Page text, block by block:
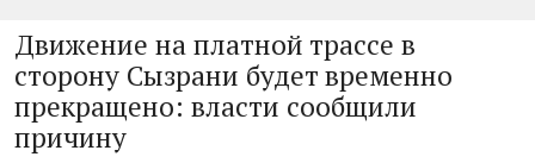
Движение на платной трассе в
сторону Сызрани будет временно
прекращено: власти сообщили
причину